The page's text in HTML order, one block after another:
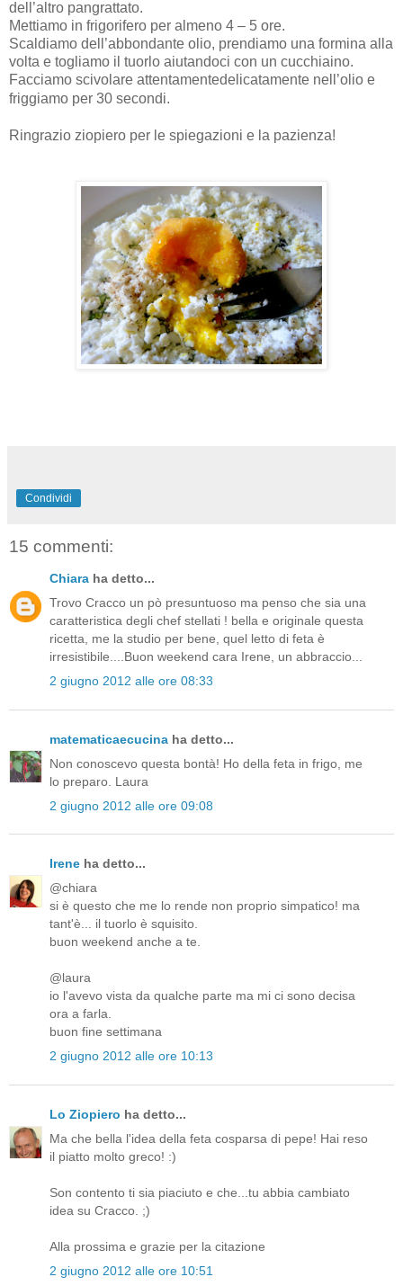
dell’altro pangrattato.
Mettiamo in frigorifero per almeno 4 – 5 ore.
Scaldiamo dell’abbondante olio, prendiamo una formina alla
volta e togliamo il tuorlo aiutandoci con un cucchiaino.
Facciamo scivolare attentamentedelicatamente nell’olio e
friggiamo per 30 secondi.
Ringrazio ziopiero per le spiegazioni e la pazienza!
Condividi
15 commenti:
Chiara ha detto...
Trovo Cracco un pò presuntuoso ma penso che sia una
caratteristica degli chef stellati ! bella e originale questa
ricetta, me la studio per bene, quel letto di feta è
irresistibile....Buon weekend cara Irene, un abbraccio...
2 giugno 2012 alle ore 08:33
matematicaecucina ha detto...
Non conoscevo questa bontà! Ho della feta in frigo, me
lo preparo. Laura
2 giugno 2012 alle ore 09:08
Irene ha detto...
@chiara
si è questo che me lo rende non proprio simpatico! ma
tant'è... il tuorlo è squisito.
buon weekend anche a te.
@laura
io l'avevo vista da qualche parte ma mi ci sono decisa
ora a farla.
buon fine settimana
2 giugno 2012 alle ore 10:13
Lo Ziopiero ha detto...
Ma che bella l'idea della feta cosparsa di pepe! Hai reso
il piatto molto greco! :)
Son contento ti sia piaciuto e che...tu abbia cambiato
idea su Cracco. ;)
Alla prossima e grazie per la citazione
2 giugno 2012 alle ore 10:51